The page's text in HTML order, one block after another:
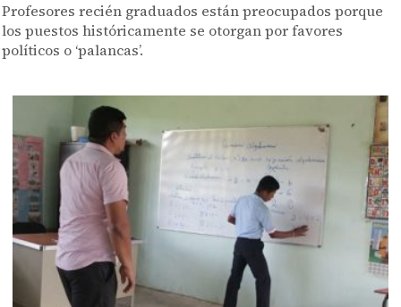
Profesores recién graduados están preocupados porque
los puestos históricamente se otorgan por favores
políticos o ‘palancas’.